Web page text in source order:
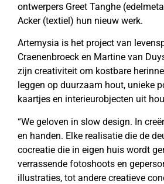
ontwerpers Greet Tanghe
Acker (textiel) hun nieuw werk.
Artemysia is het project van
Craenenbroeck en Martine van
zijn creativiteit om kostbare
leggen op duurzaam hout, unieke
kaartjes en interieurobjecten uit
“We geloven in slow design. In
en handen. Elke realisatie die de
cocreatie die in eigen huis wordt
verrassende fotoshoots en
illustraties, tot andere creatieve